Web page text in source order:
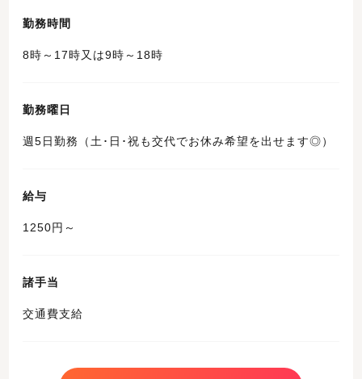
勤務時間
8時～17時又は9時～18時
勤務曜日
週5日勤務（土･日･祝も交代でお休み希望を出せます◎）
給与
1250円～
諸手当
交通費支給